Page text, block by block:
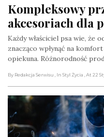
Kompleksowy
akcesoriach dla
Każdy właściciel psa wie, że
znacząco wpłynąć na
opiekuna. Różnorodność
By Redakcja Serwisu , In Styl Życia , At 22